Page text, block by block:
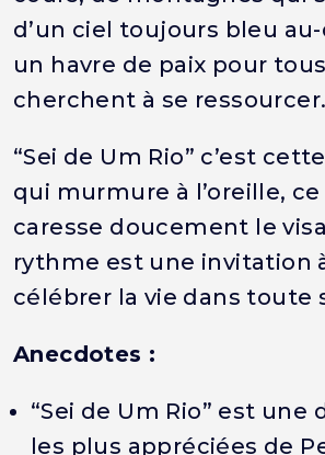
d’un ciel toujours bleu au-
un havre de paix pour
cherchent à se ressourcer.
“Sei de Um Rio” c’est
qui murmure à l’oreille,
caresse doucement le
rythme est une invitation
célébrer la vie dans toute
Anecdotes :
“Sei de Um Rio” est une
les plus appréciées de